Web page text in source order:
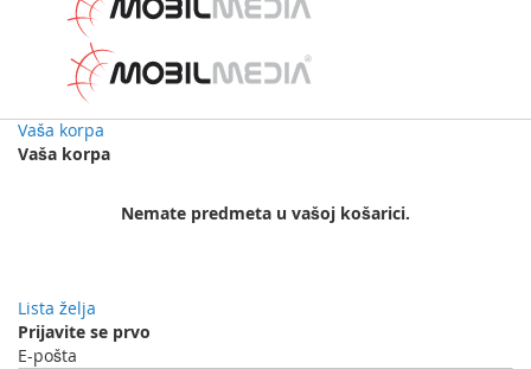
Vaša korpa
Vaša korpa
Nemate predmeta u vašoj košarici.
Lista želja
Prijavite se prvo
E-pošta